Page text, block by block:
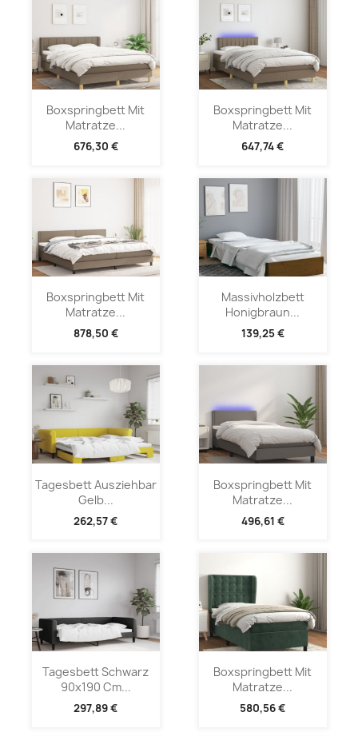
Boxspringbett Mit
Matratze...
676,30 €
Boxspringbett Mit
Matratze...
647,74 €
Boxspringbett Mit
Matratze...
878,50 €
Massivholzbett
Honigbraun...
139,25 €
Tagesbett Ausziehbar
Gelb...
262,57 €
Boxspringbett Mit
Matratze...
496,61 €
Tagesbett Schwarz
90x190 Cm...
297,89 €
Boxspringbett Mit
Matratze...
580,56 €